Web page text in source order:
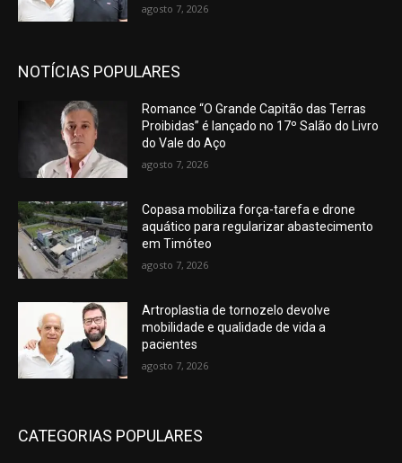
agosto 7, 2026
NOTÍCIAS POPULARES
Romance “O Grande Capitão das Terras
Proibidas” é lançado no 17º Salão do Livro
do Vale do Aço
agosto 7, 2026
Copasa mobiliza força-tarefa e drone
aquático para regularizar abastecimento
em Timóteo
agosto 7, 2026
Artroplastia de tornozelo devolve
mobilidade e qualidade de vida a
pacientes
agosto 7, 2026
CATEGORIAS POPULARES